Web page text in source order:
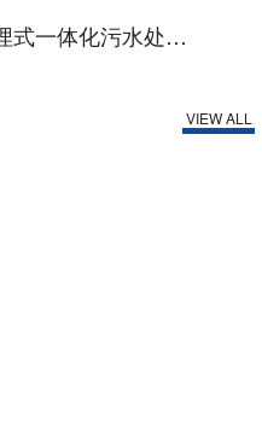
地埋式一体化污水处理设备
VIEW ALL